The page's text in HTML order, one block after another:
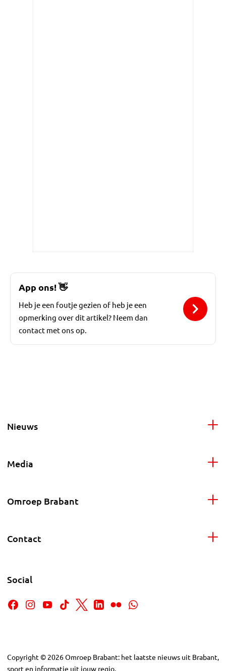
App ons!👋
Heb je een foutje gezien of heb je een
opmerking over dit artikel? Neem dan
contact met ons op.
Nieuws
Media
Omroep Brabant
Contact
Social
Copyright © 2026Omroep Brabant: het laatste nieuws uit Brabant,
sport en informatie uit jouw regio.